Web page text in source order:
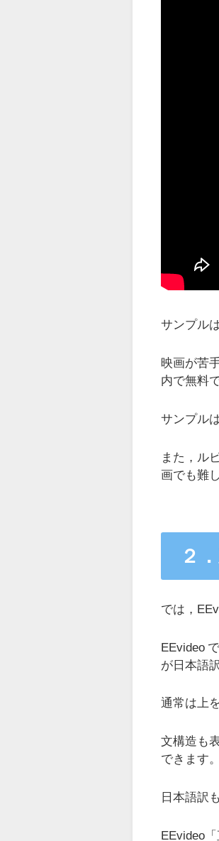
サンプル
映画が苦
内で無料
サンプル
また，ル
画でも難
２
では，
EEvideo
が日本語
通常は上
文構造も
できます。
日本語訳
EEvideo